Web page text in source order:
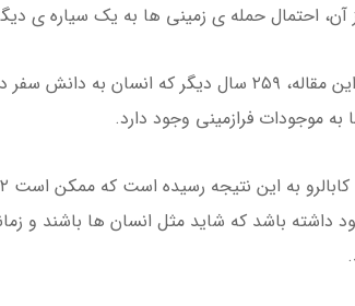
آن، احتمال حمله ی زمینی ها به یک سیاره ی
موجودات فرازمینی وجود دارد.
داشته باشد که شاید مثل انسان ها باشند و